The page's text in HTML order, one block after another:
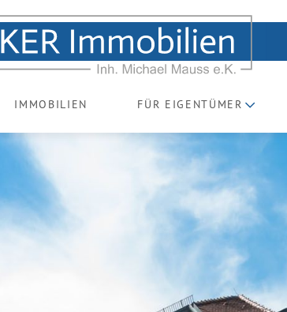
IMMOBILIEN FÜR EIGENTÜMER